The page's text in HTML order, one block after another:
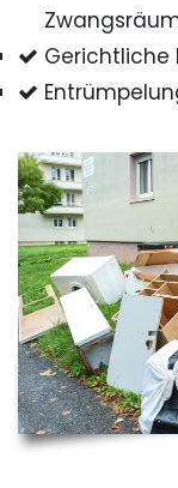
Gerichtliche